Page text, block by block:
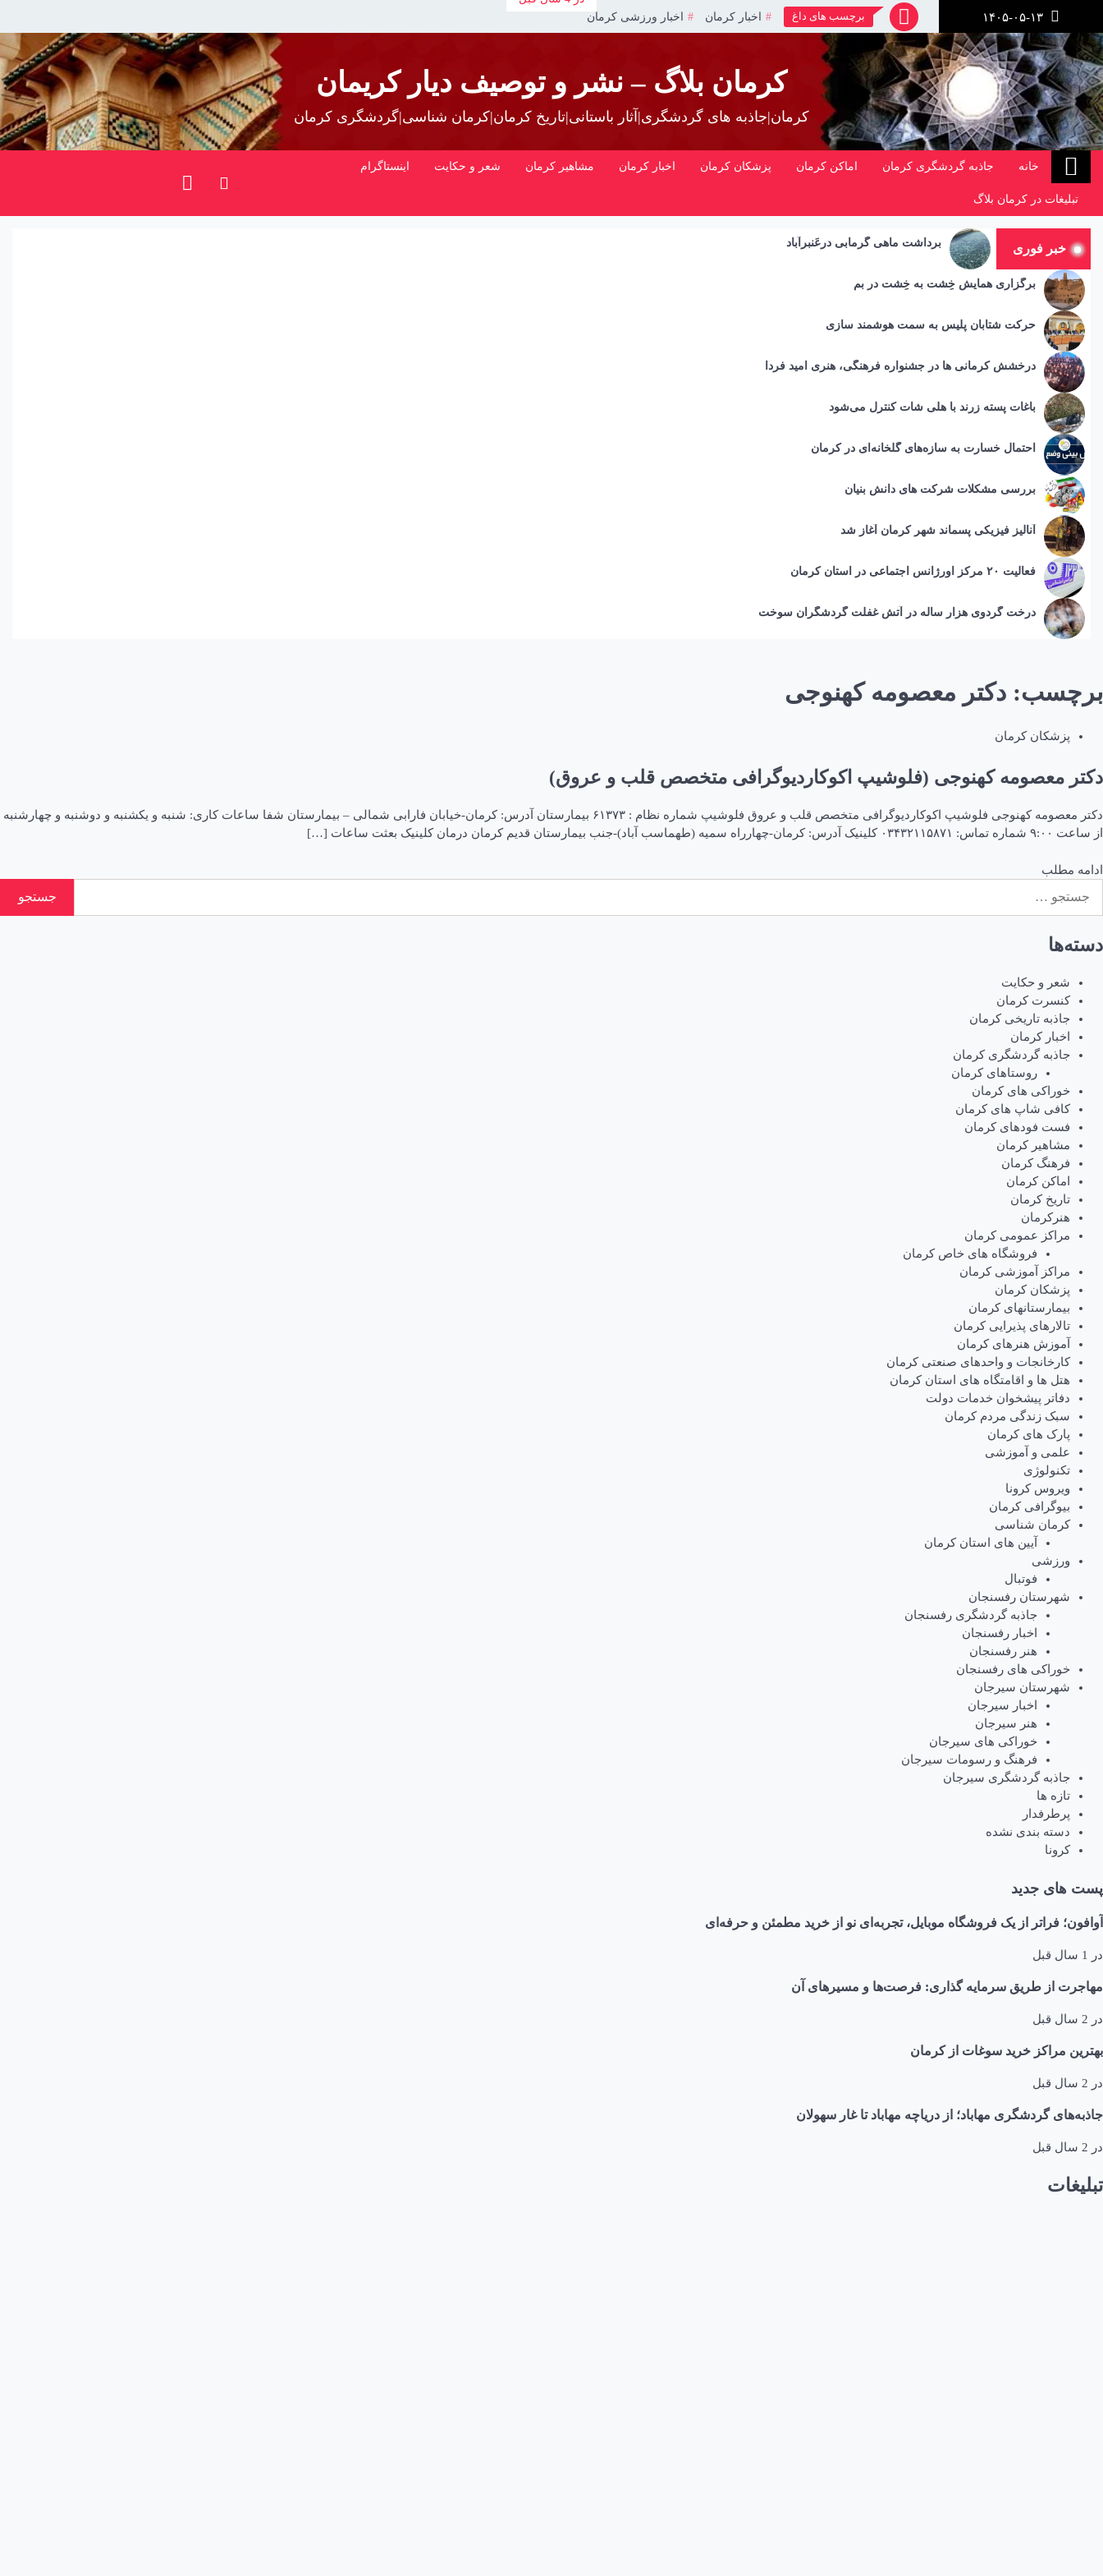
محتوا
برچسب های داغ اخبار کرمان اخبار ورزشی کرمان
کرمان بلاگ – نشر و توصیف دیار کریمان
کرمان|جاذبه های گردشگری|آثار باستانی|تاریخ کرمان|کرمان شناسی|گردشگری کرمان
خانه جاذبه گردشگری کرمان اماکن کرمان پزشکان کرمان اخبار کرمان مشاهیر کرمان شعر و حکایت اینستاگرام
تبلیغات در کرمان بلاگ
خبر فوری برداشت ماهی گرمابی درعَنبرآباد
برگزاری همایش خِشت به خِشت در بم
حرکت شتابان پلیس به سمت هوشمند سازی
درخشش کرمانی ها در جشنواره فرهنگی، هنری امید فردا
باغات پسته زرند با هلی شات کنترل می‌شود
احتمال خسارت به ساز‌ه‌های گلخانه‌ای در کرمان
بررسی مشکلات شرکت های دانش بنیان
آنالیز فیزیکی پسماند شهر کرمان آغاز شد
فعالیت ۲۰ مرکز اورژانس اجتماعی در استان کرمان
درخت گردوی هزار ساله در آتش غفلت گردشگران سوخت
برچسب: دکتر معصومه کهنوجی
پزشکان کرمان
دکتر معصومه کهنوجی (فلوشیپ اکوکاردیوگرافی متخصص قلب و عروق)
دکتر معصومه کهنوجی فلوشیپ اکوکاردیوگرافی متخصص قلب و عروق فلوشیپ شماره نظام : ۶۱۳۷۳ بیمارستان آدرس: کرمان-خیابان فارابی شمالی – بیمارستان شفا ساعات کاری: شنبه و یکشنبه و دوشنبه و چهارشنبه
از ساعت ۹:۰۰ شماره تماس: ۰۳۴۳۲۱۱۵۸۷۱ کلینیک آدرس: کرمان-چهارراه سمیه (طهماسب آباد)-جنب بیمارستان قدیم کرمان درمان کلینیک بعثت ساعات […]
ادامه مطلب
برای:
دسته‌ها
شعر و حکایت
کنسرت کرمان
جاذبه تاریخی کرمان
اخبار کرمان
جاذبه گردشگری کرمان
روستاهای کرمان
خوراکی های کرمان
کافی شاپ های کرمان
فست فودهای کرمان
مشاهیر کرمان
فرهنگ کرمان
اماکن کرمان
تاریخ کرمان
هنرکرمان
مراکز عمومی کرمان
فروشگاه های خاص کرمان
مراکز آموزشی کرمان
پزشکان کرمان
بیمارستانهای کرمان
تالارهای پذیرایی کرمان
آموزش هنرهای کرمان
کارخانجات و واحدهای صنعتی کرمان
هتل ها و اقامتگاه های استان کرمان
دفاتر پیشخوان خدمات دولت
سبک زندگی مردم کرمان
پارک های کرمان
علمی و آموزشی
تکنولوژی
ویروس کرونا
بیوگرافی کرمان
کرمان شناسی
آیین های استان کرمان
ورزشی
فوتبال
شهرستان رفسنجان
جاذبه گردشگری رفسنجان
اخبار رفسنجان
هنر رفسنجان
خوراکی های رفسنجان
شهرستان سیرجان
اخبار سیرجان
هنر سیرجان
خوراکی های سیرجان
فرهنگ و رسومات سیرجان
جاذبه گردشگری سیرجان
تازه ها
پرطرفدار
دسته بندی نشده
کرونا
پست های جدید
آوافون؛ فراتر از یک فروشگاه موبایل، تجربه‌ای نو از خرید مطمئن و حرفه‌ای
در 1 سال قبل
مهاجرت از طریق سرمایه گذاری: فرصت‌ها و مسیرهای آن
در 2 سال قبل
بهترین مراکز خرید سوغات از کرمان
در 2 سال قبل
جاذبه‌های گردشگری مهاباد؛ از دریاچه مهاباد تا غار سهولان
در 2 سال قبل
تبلیغات